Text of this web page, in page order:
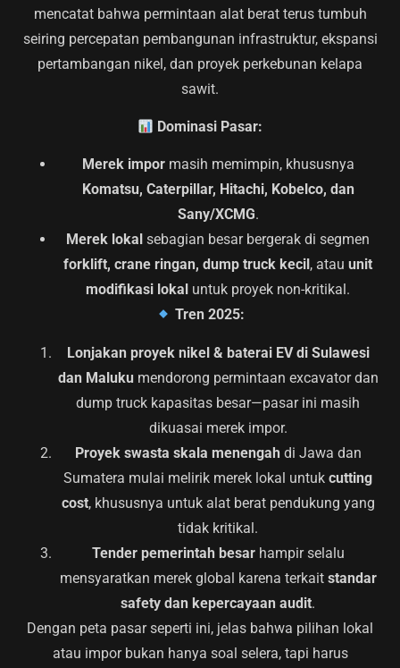
mencatat bahwa permintaan alat berat terus tumbuh
seiring percepatan pembangunan infrastruktur, ekspansi
pertambangan nikel, dan proyek perkebunan kelapa
sawit.
Dominasi Pasar:
Merek impormasih memimpin, khususnya
Komatsu, Caterpillar, Hitachi, Kobelco, dan
Sany/XCMG.
Merek lokal sebagian besar bergerak di segmen
forklift, crane ringan, dump truck kecil , atau unit
modifikasi lokal untuk proyek non-kritikal.
Tren 2025:
Lonjakan proyek nikel & baterai EV di Sulawesi
dan Maluku mendorong permintaan excavator dan
dump truck kapasitas besar—pasar ini masih
dikuasai merek impor.
Proyek swasta skala menengah di Jawa dan
Sumatera mulai melirik merek lokal untuk cutting
cost, khususnya untuk alat berat pendukung yang
tidak kritikal.
Tender pemerintah besarhampir selalu
mensyaratkan merek global karena terkait standar
safety dan kepercayaan audit.
Dengan peta pasar seperti ini, jelas bahwa pilihan lokal
atau impor bukan hanya soal selera, tapi harus